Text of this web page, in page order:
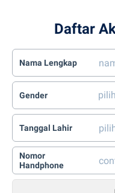
Daftar
Nama Lengkap
Gender
Tanggal Lahir
Nomor
Handphone